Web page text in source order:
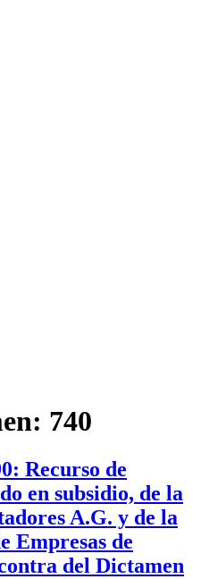
740
Recurso de
en subsidio, de la
A.G. y de la
Empresas de
del Dictamen